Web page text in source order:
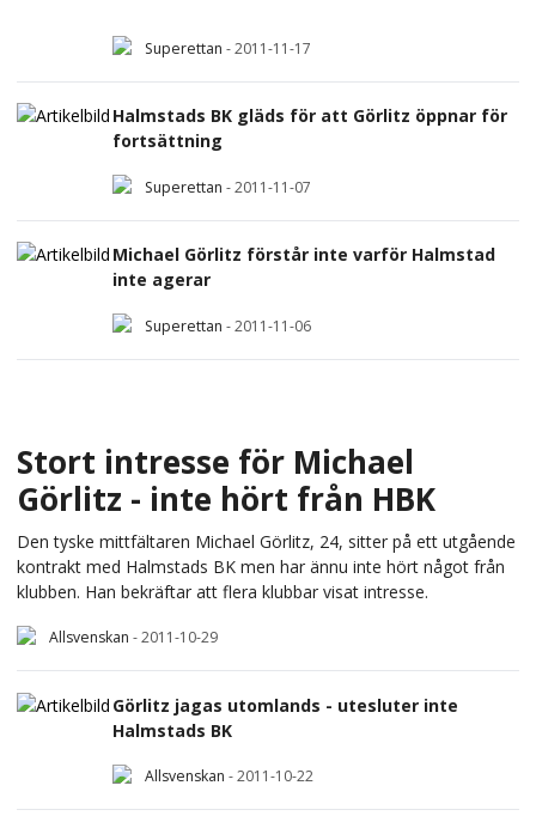
Superettan -2011-11-17
Halmstads BK gläds för att Görlitz öppnar för
fortsättning
Superettan -2011-11-07
Michael Görlitz förstår inte varför Halmstad
inte agerar
Superettan -2011-11-06
Stort intresse för Michael
Görlitz - inte hört från HBK
Den tyske mittfältaren Michael Görlitz, 24, sitter på ett utgående
kontrakt med Halmstads BK men har ännu inte hört något från
klubben. Han bekräftar att flera klubbar visat intresse.
Allsvenskan -2011-10-29
Görlitz jagas utomlands - utesluter inte
Halmstads BK
Allsvenskan -2011-10-22